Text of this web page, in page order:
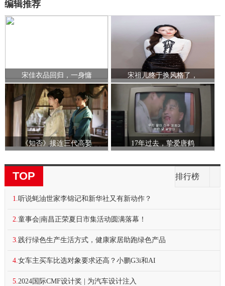
编辑推荐
宋佳衣品回归，一身慵 宋祖儿终于换风格了，
《知否》接连三代高娶 17年过去，挚爱唐鹤
TOP 排行榜
1. 听说蚝油世家李锦记和新华社又有新动作？
2. 童事会|南昌正荣夏日市集活动圆满落幕！
3. 践行绿色生产生活方式，健康家居助跑绿色产品
4. 女车主买车比选对象要求还高？小鹏G3i和AI
5. 2024国际CMF设计奖 | 为汽车设计注入